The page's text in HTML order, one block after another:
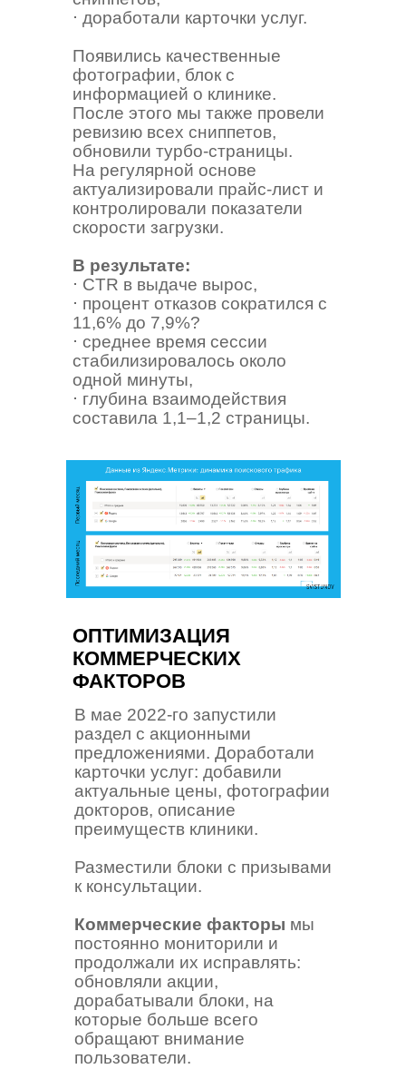
⋅ доработали карточки услуг.
Появились качественные
фотографии, блок с
информацией о клинике.
После этого мы также провели
ревизию всех сниппетов,
обновили турбо-страницы.
На регулярной основе
актуализировали прайс-лист и
контролировали показатели
скорости загрузки.
В результате:
⋅ CTR в выдаче вырос,
⋅ процент отказов сократился с
11,6% до 7,9%?
⋅ cреднее время сессии
стабилизировалось около
одной минуты,
⋅ глубина взаимодействия
составила 1,1–1,2 страницы.
В мае 2022-го запустили
раздел с акционными
предложениями. Доработали
карточки услуг: добавили
актуальные цены, фотографии
докторов, описание
преимуществ клиники.
Разместили блоки с призывами
к консультации.
Коммерческие факторы мы
постоянно мониторили и
продолжали их исправлять:
обновляли акции,
дорабатывали блоки, на
которые больше всего
обращают внимание
пользователи.
ОПТИМИЗАЦИЯ
КОММЕРЧЕСКИХ
ФАКТОРОВ